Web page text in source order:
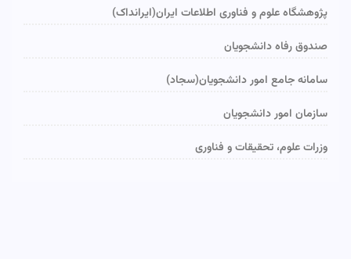
پژوهشگاه علوم و فناوری اطلاعات ایران(ایرانداک)
صندوق رفاه دانشجویان
سامانه جامع امور دانشجویان(سجاد)
سازمان امور دانشجویان
وزرات علوم، تحقیقات و فناوری